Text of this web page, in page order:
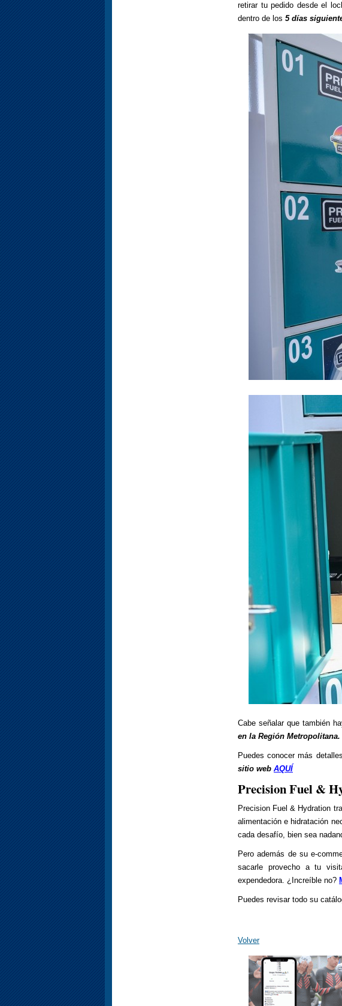
retirar tu pedido desde el
dentro de los 5 días
Cabe señalar que también
en la Región Metropolitana.
Puedes conocer más
sitio web AQUÍ
Precision Fuel &
Precision Fuel & Hydration
alimentación e hidratación
cada desafío, bien sea
Pero además de su e-
sacarle provecho a tu
expendedora. ¿Increíble no?
Puedes revisar todo su
Volver